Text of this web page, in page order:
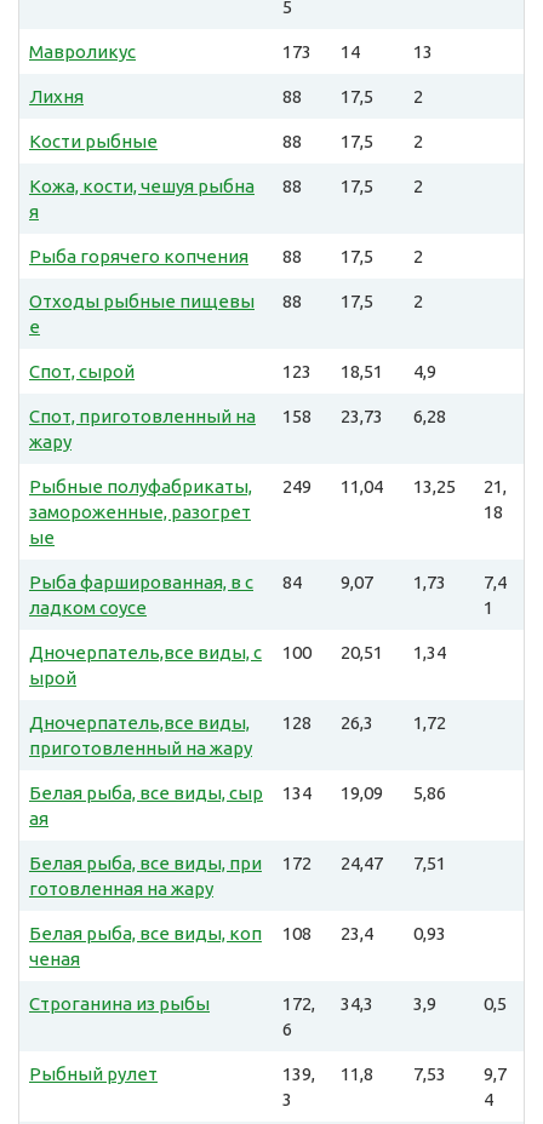
5
Мавроликус 173 14 13
Лихня 88 17,5 2
Кости рыбные 88 17,5 2
Кожа, кости, чешуя рыбна
я
88 17,5 2
Рыба горячего копчения 88 17,5 2
Отходы рыбные пищевы
е
88 17,5 2
Спот, сырой 123 18,51 4,9
Спот, приготовленный на
жару
158 23,73 6,28
Рыбные полуфабрикаты,
замороженные, разогрет
ые
249 11,04 13,25
21,
18
Рыба фаршированная, в с
ладком соусе
84 9,07 1,73
7,4
1
Дночерпатель,все виды, с
ырой
100 20,51 1,34
Дночерпатель,все виды,
приготовленный на жару
128 26,3 1,72
Белая рыба, все виды, сыр
ая
134 19,09 5,86
Белая рыба, все виды, при
готовленная на жару
172 24,47 7,51
Белая рыба, все виды, коп
ченая
108 23,4 0,93
Строганина из рыбы
172,
6
34,3 3,9 0,5
Рыбный рулет
139,
3
11,8 7,53
9,7
4